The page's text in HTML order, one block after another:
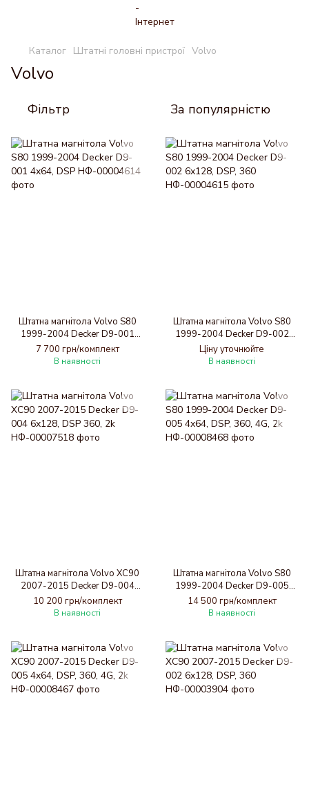
Каталог Штатні головні пристрої Volvo
Volvo
Фільтр За популярністю
Штатна магнітола Volvo S80
1999-2004 Decker D9-001
4x64, DSP
7 700 грн/комплект
В наявності
Штатна магнітола Volvo S80
1999-2004 Decker D9-002
6x128, DSP, 360
Ціну уточнюйте
В наявності
Штатна магнітола Volvo XC90
2007-2015 Decker D9-004
6x128, DSP 360, 2k
10 200 грн/комплект
В наявності
Штатна магнітола Volvo S80
1999-2004 Decker D9-005
4x64, DSP, 360, 4G, 2k
14 500 грн/комплект
В наявності